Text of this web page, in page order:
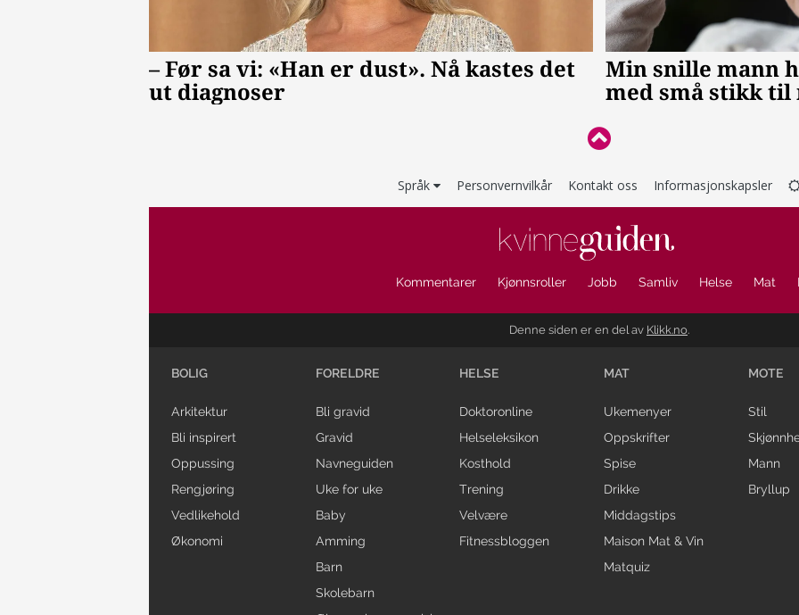
Språk Personvernvilkår Kontakt oss Informasjonskapsler
Kommentarer Kjønnsroller Jobb Samliv Helse Mat
Denne siden er en del av Klikk.no.
BOLIG
Arkitektur
Bli inspirert
Oppussing
Rengjøring
Vedlikehold
Økonomi
FORELDRE
Bli gravid
Gravid
Navneguiden
Uke for uke
Baby
Amming
Barn
Skolebarn
HELSE
Doktoronline
Helseleksikon
Kosthold
Trening
Velvære
Fitnessbloggen
MAT
Ukemenyer
Oppskrifter
Spise
Drikke
Middagstips
Maison Mat & Vin
Matquiz
MOTE
Stil
Mann
Bryllup